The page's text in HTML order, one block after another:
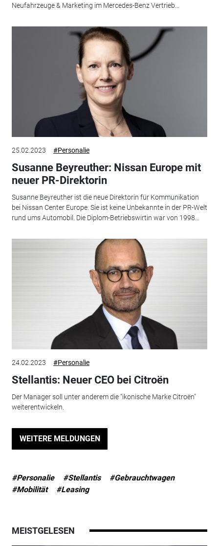
Neufahrzeuge & Marketing im Mercedes-Benz Vertrieb...
25.02.2023 #Personalie
Susanne Beyreuther: Nissan Europe mit
neuer PR-Direktorin
Susanne Beyreuther ist die neue Direktorin für Kommunikation
bei Nissan Center Europe. Sie ist keine Unbekannte in der PR-Welt
rund ums Automobil. Die Diplom-Betriebswirtin war von 1998...
24.02.2023 #Personalie
Stellantis: Neuer CEO bei Citroën
Der Manager soll unter anderem die "ikonische Marke Citroën"
weiterentwickeln.
WEITERE MELDUNGEN
#Personalie #Stellantis
#Gebrauchtwagen
#Mobilität
#Leasing
MEISTGELESEN